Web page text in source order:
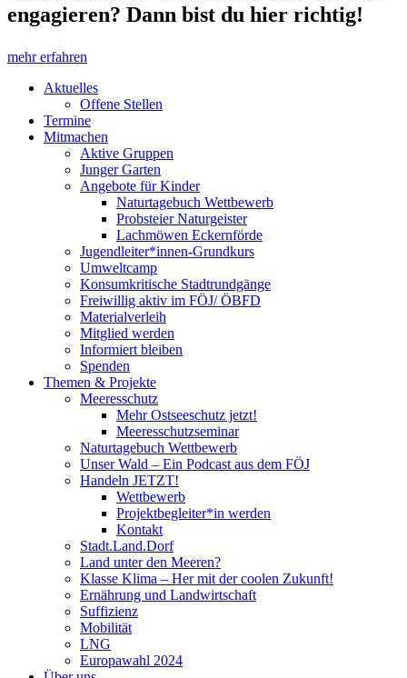
engagieren? Dann bist du hier richtig!
mehr erfahren
Aktuelles
Offene Stellen
Termine
Mitmachen
Aktive Gruppen
Junger Garten
Angebote für Kinder
Naturtagebuch Wettbewerb
Probsteier Naturgeister
Lachmöwen Eckernförde
Jugendleiter*innen-Grundkurs
Umweltcamp
Konsumkritische Stadtrundgänge
Freiwillig aktiv im FÖJ/ ÖBFD
Materialverleih
Mitglied werden
Informiert bleiben
Spenden
Themen & Projekte
Meeresschutz
Mehr Ostseeschutz jetzt!
Meeresschutzseminar
Naturtagebuch Wettbewerb
Unser Wald – Ein Podcast aus dem FÖJ
Handeln JETZT!
Wettbewerb
Projektbegleiter*in werden
Kontakt
Stadt.Land.Dorf
Land unter den Meeren?
Klasse Klima – Her mit der coolen Zukunft!
Ernährung und Landwirtschaft
Suffizienz
Mobilität
LNG
Europawahl 2024